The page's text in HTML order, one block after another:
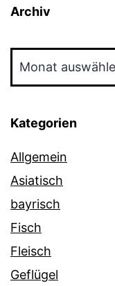
Archiv
Kategorien
Allgemein
Asiatisch
bayrisch
Fisch
Fleisch
Geflügel